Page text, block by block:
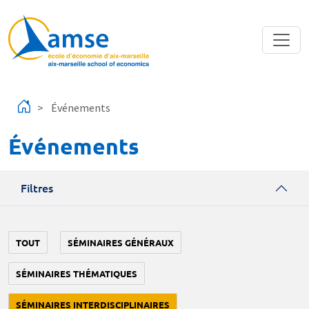
Événements
Événements
Filtres
TOUT SÉMINAIRES GÉNÉRAUX
SÉMINAIRES THÉMATIQUES
SÉMINAIRES INTERDISCIPLINAIRES